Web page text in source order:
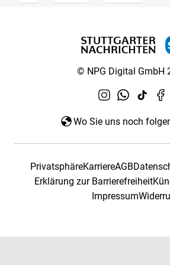
© NPG Digital GmbH
Wo Sie uns noch
PrivatsphäreKarriereAGB
Erklärung zur Barrierefreiheit
Impressum